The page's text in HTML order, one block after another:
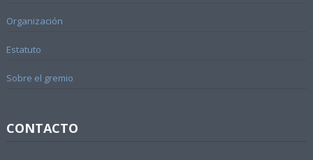
Organización
Estatuto
Sobre el gremio
CONTACTO